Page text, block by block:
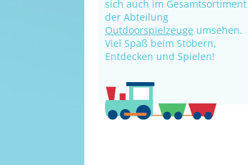
sich auch im Gesamtsortiment
der Abteilung
Outdoorspielzeuge umsehen.
Viel Spaß beim Stöbern,
Entdecken und Spielen!